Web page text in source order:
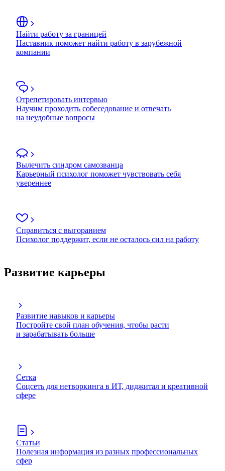
Найти работу за границей
Наставник поможет найти работу в зарубежной
компании
Отрепетировать интервью
Научим проходить собеседование и отвечать
на неудобные вопросы
Вылечить синдром самозванца
Карьерный психолог поможет чувствовать себя
увереннее
Справиться с выгоранием
Психолог поддержит, если не осталось сил на работу
Развитие карьеры
Развитие навыков и карьеры
Постройте свой план обучения, чтобы расти
и зарабатывать больше
Сетка
Соцсеть для нетворкинга в ИТ, диджитал и креативной
сфере
Статьи
Полезная информация из разных профессиональных
сфер